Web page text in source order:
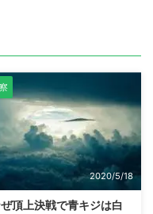
2020/5/18
頂上決戦で青キジは白